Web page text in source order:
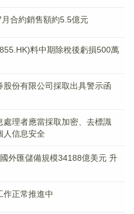
合約銷售額約5.5億元
料中期除稅後虧損500萬
份有限公司採取出具警示函
處理者應當採取加密、去標識
人信息安全
外匯儲備規模34188億美元 升
作正常推進中